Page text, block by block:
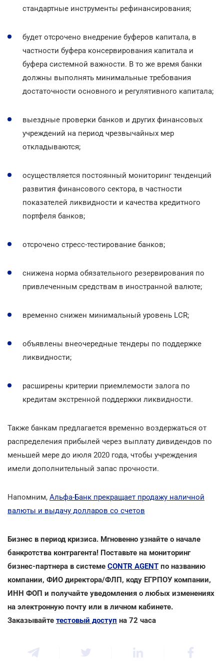
стандартные инструменты рефинансирования;
будет отсрочено внедрение буферов капитала, в
частности буфера консервирования капитала и
буфера системной важности. В то же время банки
должны выполнять минимальные требования
достаточности основного и регулятивного капитала;
выездные проверки банков и других финансовых
учреждений на период чрезвычайных мер
откладываются;
осуществляется постоянный мониторинг тенденций
развития финансового сектора, в частности
показателей ликвидности и качества кредитного
портфеля банков;
отсрочено стресс-тестирование банков;
снижена норма обязательного резервирования по
привлеченным средствам в иностранной валюте;
временно снижен минимальный уровень LCR;
объявлены внеочередные тендеры по поддержке
ликвидности;
расширены критерии приемлемости залога по
кредитам экстренной поддержки ликвидности.
Также банкам предлагается временно воздержаться от
распределения прибылей через выплату дивидендов по
меньшей мере до июля 2020 года, чтобы учреждения
имели дополнительный запас прочности.
Напомним, Альфа-Банк прекращает продажу наличной
валюты и выдачу долларов со счетов
Бизнес в период кризиса. Мгновенно узнайте о начале
банкротства контрагента! Поставьте на мониторинг
бизнес-партнера в системе CONTR AGENT по названию
компании, ФИО директора/ФЛП, коду ЕГРПОУ компании,
ИНН ФОП и получайте уведомления о любых изменениях
на электронную почту или в личном кабинете.
Заказывайте тестовый доступ на 72 часа